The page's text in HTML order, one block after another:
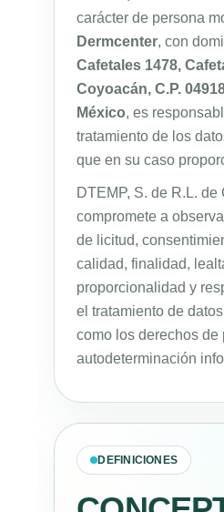
carácter de persona
Dermcenter, con
Cafetales 1478,
Coyoacán, C.P.
México, es
tratamiento de los
que en su caso
DTEMP, S. de R.L. de
compromete a
de licitud,
calidad, finalidad,
proporcionalidad y
el tratamiento de
como los derechos de
autodeterminación
DEFINICIONES